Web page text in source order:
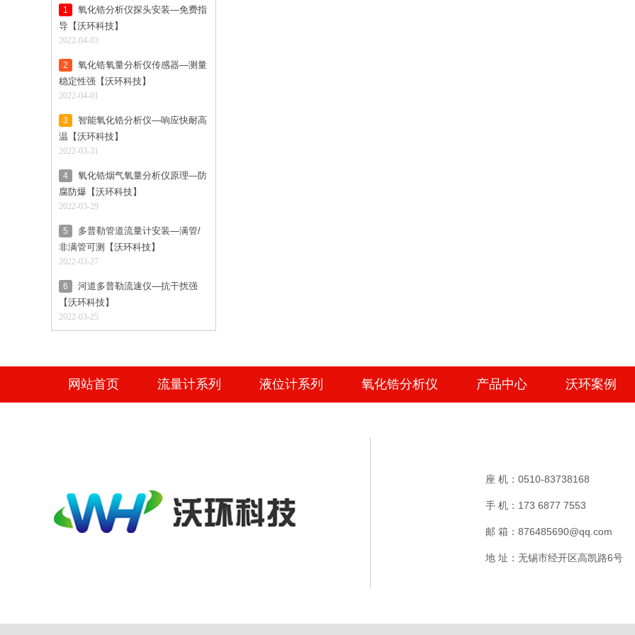
1
氧化锆分析仪探头安装—免费指
导【沃环科技】
2022-04-03
2
氧化锆氧量分析仪传感器—测量
稳定性强【沃环科技】
2022-04-01
3
智能氧化锆分析仪—响应快耐高
温【沃环科技】
2022-03-31
4
氧化锆烟气氧量分析仪原理—防
腐防爆【沃环科技】
2022-03-29
5
多普勒管道流量计安装—满管/
非满管可测【沃环科技】
2022-03-27
6
河道多普勒流速仪—抗干扰强
【沃环科技】
2022-03-25
网站首页 流量计系列 液位计系列 氧化锆分析仪 产品中心 沃环案例
座 机：0510-83738168
手 机：173 6877 7553
邮 箱：876485690@qq.com
地 址：无锡市经开区高凯路6号